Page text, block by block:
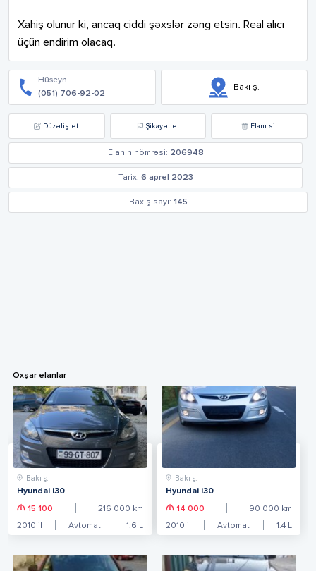
Xahiş olunur ki, ancaq ciddi şəxslər zəng etsin. Real alıcı
üçün endirim olacaq.
Hüseyn
(051) 706-92-02
Bakı ş.
Düzəliş et Şikayət et Elanı sil
Elanın nömrəsi: 206948
Tarix: 6 aprel 2023
Baxış sayı: 145
Oxşar elanlar
Bakı ş.
Hyundai i30
15 100 216 000 km
2010 il Avtomat 1.6 L
Bakı ş.
Hyundai i30
14 000 90 000 km
2010 il Avtomat 1.4L